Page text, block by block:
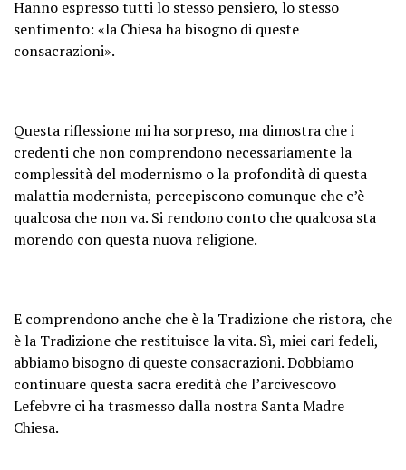
Hanno espresso tutti lo stesso pensiero, lo stesso
sentimento: «la Chiesa ha bisogno di queste
consacrazioni».
Questa riflessione mi ha sorpreso, ma dimostra che i
credenti che non comprendono necessariamente la
complessità del modernismo o la profondità di questa
malattia modernista, percepiscono comunque che c’è
qualcosa che non va. Si rendono conto che qualcosa sta
morendo con questa nuova religione.
E comprendono anche che è la Tradizione che ristora, che
è la Tradizione che restituisce la vita. Sì, miei cari fedeli,
abbiamo bisogno di queste consacrazioni. Dobbiamo
continuare questa sacra eredità che l’arcivescovo
Lefebvre ci ha trasmesso dalla nostra Santa Madre
Chiesa.